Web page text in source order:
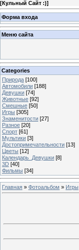
[Кульный Сайт :)]
Форма входа
Меню сайта
Categories
Природа [100]
Автомобили [188]
Девушки [74]
Животные [92]
Смешные [50]
Игры [305]
Знаменитости [27]
Разное [20]
Спорт [61]
Мультики [3]
Достопримечательности [13]
Цветы [12]
Календарь_Девушки [8]
3D [40]
Фильмы [34]
Главная » Фотоальбом » Игры